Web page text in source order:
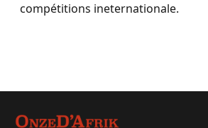
compétitions ineternationale.